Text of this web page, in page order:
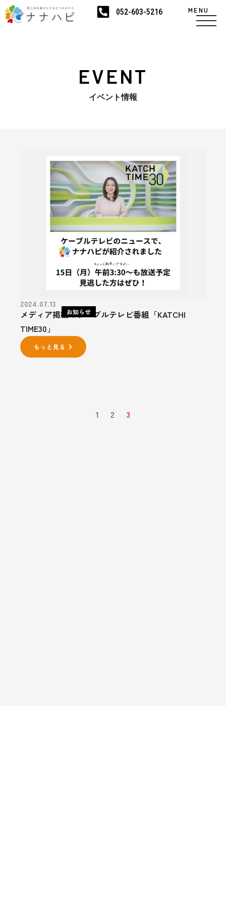
MENU
052-603-5216
EVENT
イベント情報
お知らせ
2024.07.13
メディア掲載｜ケーブルテレビ番組「KATCHI
TIME30」
1 2 3